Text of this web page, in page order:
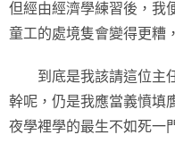
但經由經濟學練習後，我
童工的處境隻會變得更糟
到底是我該請這位主任
幹呢，仍是我應當義憤填
夜學裡學的最生不如死一